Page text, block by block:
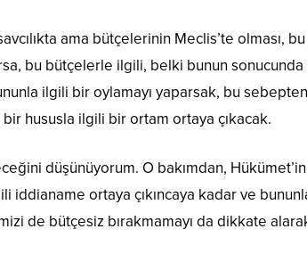
ama bütçelerinin Meclis’te olması,
bu bütçelerle ilgili, belki bunun sonucunda
ilgili bir oylamayı yaparsak, bu sebepten
hususla ilgili bir ortam ortaya çıkacak.
düşünüyorum. O bakımdan,
ortaya çıkıncaya kadar ve
de bütçesiz bırakmamayı da dikkate